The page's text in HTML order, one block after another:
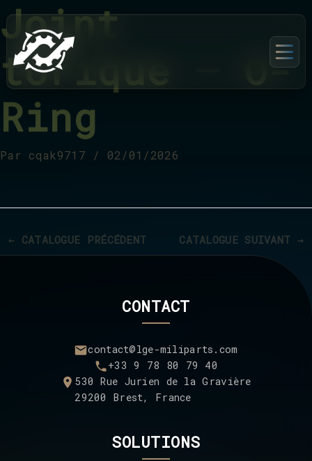
Joint
torique – O-
Ring
Par cqak9717 / 02/01/2026
← CATALOGUE PRÉCÉDENT CATALOGUE SUIVANT →
CONTACT
contact@lge-miliparts.com
+33 9 78 80 79 40
530 Rue Jurien de la Gravière
29200 Brest, France
SOLUTIONS